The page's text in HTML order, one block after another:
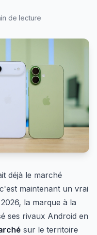
de lecture
déjà le marché
maintenant un vrai
la marque à la
ses rivaux Android en
sur le territoire